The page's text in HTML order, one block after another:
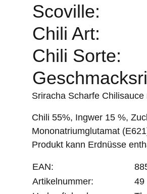
Scoville:
Chili Art:
Chili Sorte:
Sriracha Scharfe Chilisauce
Chili 55%, Ingwer 15 %,
Mononatriumglutamat
Produkt kann Erdnüsse
EAN:
Artikelnummer:
49